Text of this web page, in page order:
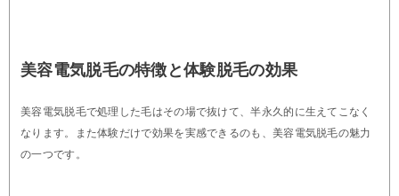
美容電気脱毛の特徴と体験脱毛の効果
美容電気脱毛で処理した毛はその場で抜けて、半永久的に生えてこなく
なります。また体験だけで効果を実感できるのも、美容電気脱毛の魅力
の一つです。